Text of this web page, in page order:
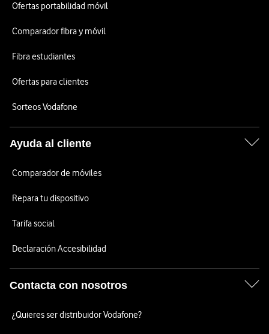
Ofertas portabilidad móvil
Comparador fibra y móvil
Fibra estudiantes
Ofertas para clientes
Sorteos Vodafone
Ayuda al cliente
Comparador de móviles
Repara tu dispositivo
Tarifa social
Declaración Accesibilidad
Contacta con nosotros
¿Quieres ser distribuidor Vodafone?